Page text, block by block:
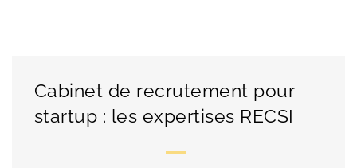
Cabinet de recrutement pour
startup : les expertises RECSI